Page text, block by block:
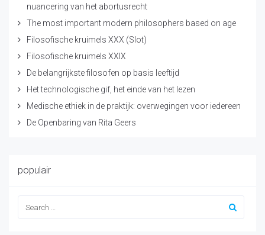
nuancering van het abortusrecht
The most important modern philosophers based on age
Filosofische kruimels XXX (Slot)
Filosofische kruimels XXIX
De belangrijkste filosofen op basis leeftijd
Het technologische gif, het einde van het lezen
Medische ethiek in de praktijk: overwegingen voor iedereen
De Openbaring van Rita Geers
populair